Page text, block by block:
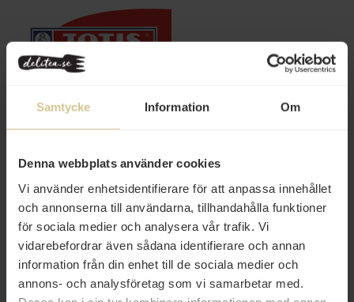
Samtycke Information Om
Denna webbplats använder cookies
Vi använder enhetsidentifierare för att anpassa innehållet
och annonserna till användarna, tillhandahålla funktioner
för sociala medier och analysera vår trafik. Vi
vidarebefordrar även sådana identifierare och annan
information från din enhet till de sociala medier och
annons- och analysföretag som vi samarbetar med.
14 kr 14 kr